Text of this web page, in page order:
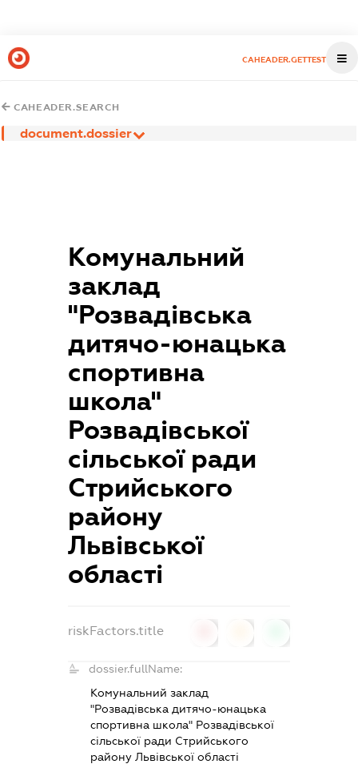
CAHEADER.GETTEST
CAHEADER.SEARCH
document.dossier
Комунальний
заклад
"Розвадівська
дитячо-юнацька
спортивна
школа"
Розвадівської
сільської ради
Стрийського
району
Львівської
області
riskFactors.title
dossier.fullName:
Комунальний заклад
"Розвадівська дитячо-юнацька
спортивна школа" Розвадівської
сільської ради Стрийського
району Львівської області